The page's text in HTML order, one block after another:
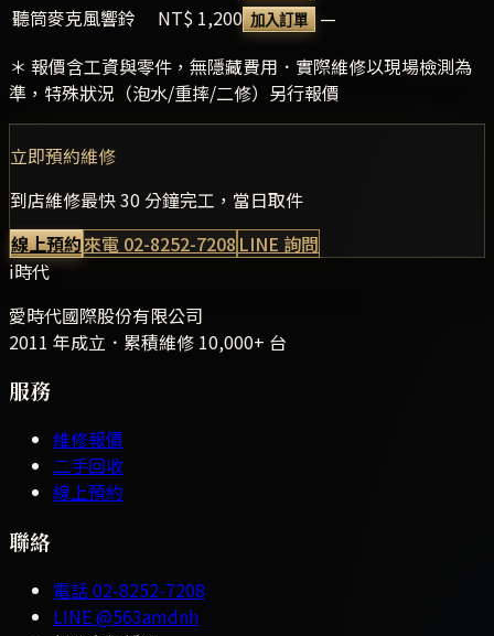
聽筒麥克風響鈴
NT$ 1,200 加入訂單
—
＊ 報價含工資與零件，無隱藏費用．實際維修以現場檢測為
準，特殊狀況（泡水/重摔/二修）另行報價
立即預約維修
到店維修最快 30 分鐘完工，當日取件
線上預約來電 02-8252-7208 LINE 詢問
i時代
愛時代國際股份有限公司
2011 年成立．累積維修 10,000+ 台
服務
維修報價
二手回收
線上預約
聯絡
電話02-8252-7208
LINE@563amdnh